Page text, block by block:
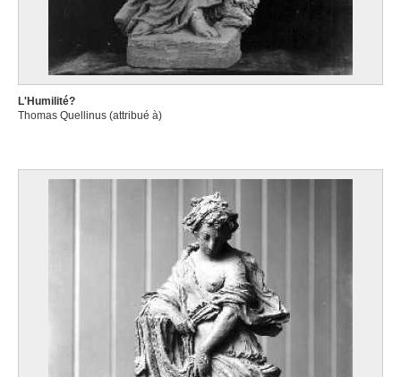
L'Humilité?
Thomas Quellinus (attribué à)